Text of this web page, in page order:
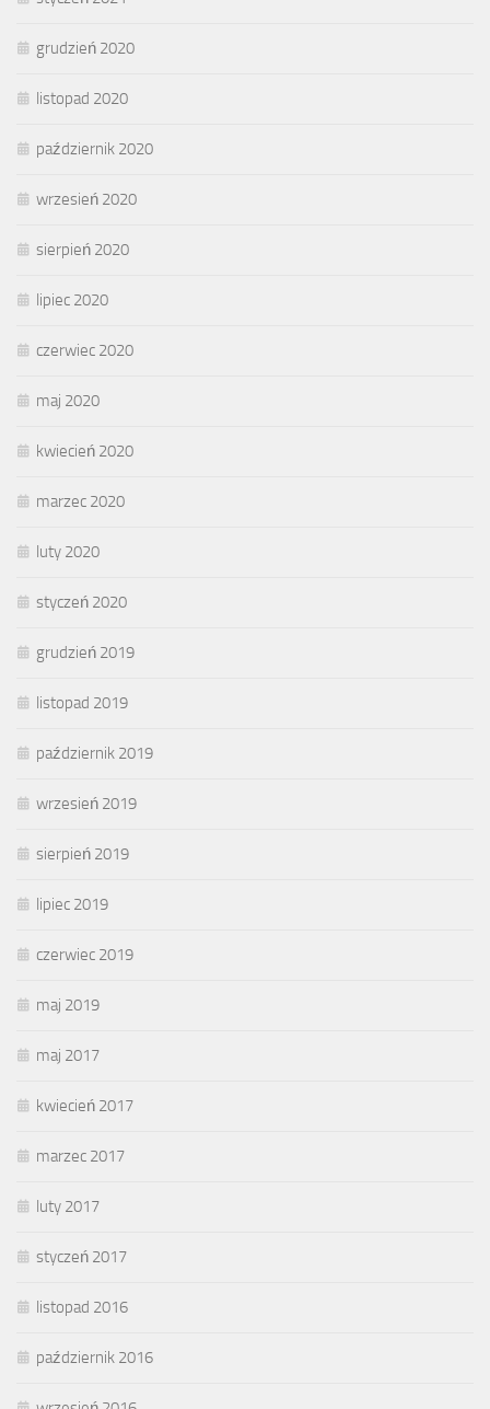
grudzień 2020
listopad 2020
październik 2020
wrzesień 2020
sierpień 2020
lipiec 2020
czerwiec 2020
maj 2020
kwiecień 2020
marzec 2020
luty 2020
styczeń 2020
grudzień 2019
listopad 2019
październik 2019
wrzesień 2019
sierpień 2019
lipiec 2019
czerwiec 2019
maj 2019
maj 2017
kwiecień 2017
marzec 2017
luty 2017
styczeń 2017
listopad 2016
październik 2016